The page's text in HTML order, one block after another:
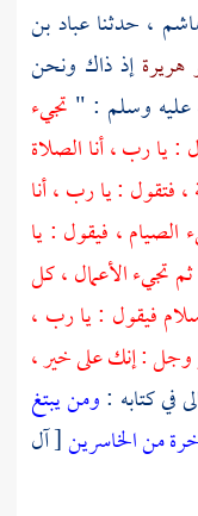
، حدثناعباد بن
هريرةإذ ذاك ونحن
عليه وسلم : " تجيء
: يا رب ، أنا الصلاة
فتقول : يا رب ، أنا
، فيقول : يا
تجيء الأعمال ، كل
فيقول : يا رب ،
وجل : إنك على خير ،
في كتابه :ومن يبتغ
من الخاسرين[ آل